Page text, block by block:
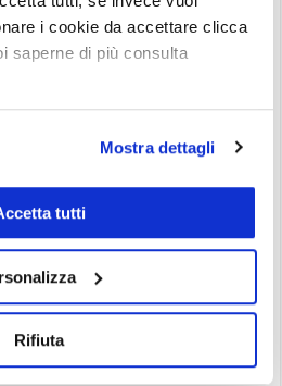
i cookie da accettare clicca
saperne di più consulta
Mostra dettagli
tutti
Rifiuta
per un successivo allungo.
sta per farsi
situaizoni sono sempre
non si può escludere che sia
dopo il forte rimbalzo.
i cicli temporali sul
propendere più per
Ho fa l’allunogo in questa
o poi il tempo a
tirranno.